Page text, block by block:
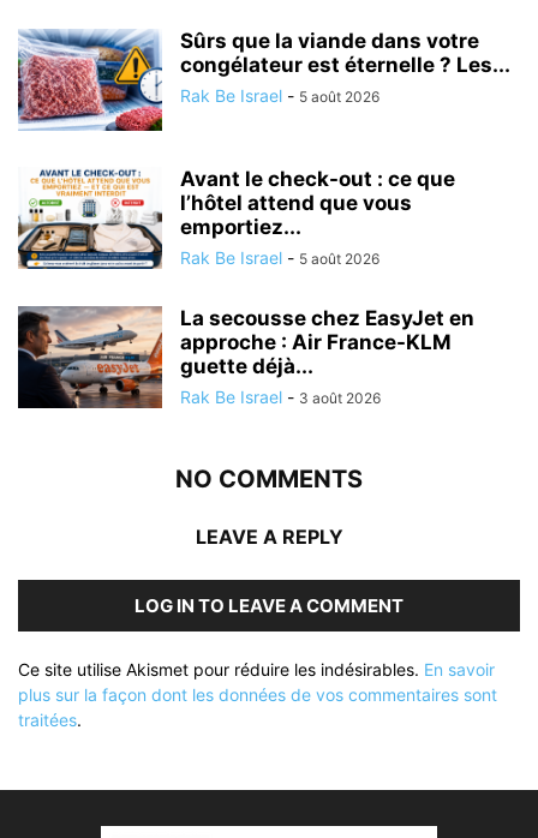
Sûrs que la viande dans votre
congélateur est éternelle ? Les...
Rak Be Israel - 5 août 2026
Avant le check-out : ce que
l’hôtel attend que vous
emportiez...
Rak Be Israel - 5 août 2026
La secousse chez EasyJet en
approche : Air France-KLM
guette déjà...
Rak Be Israel - 3 août 2026
NO COMMENTS
LEAVE A REPLY
LOG IN TO LEAVE A COMMENT
Ce site utilise Akismet pour réduire les indésirables. En savoir
plus sur la façon dont les données de vos commentaires sont
traitées.